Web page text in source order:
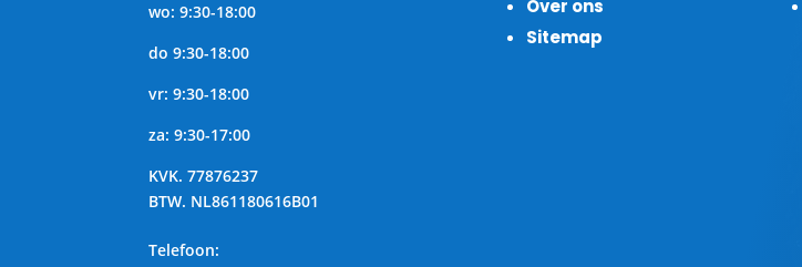
wo: 9:30-18:00
do 9:30-18:00
vr: 9:30-18:00
za: 9:30-17:00
KVK. 77876237
BTW. NL861180616B01
Telefoon:
Over ons
Sitemap